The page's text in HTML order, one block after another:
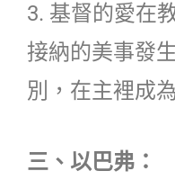
3. 基督的愛在
接納的美事發
別，在主裡成
三、以巴弗：